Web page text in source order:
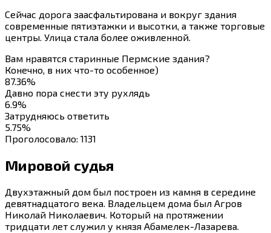
Сейчас дорога заасфальтирована и вокруг здания
современные пятиэтажки и высотки, а также торговые
центры. Улица стала более оживленной.
Вам нравятся старинные Пермские здания?
Конечно, в них что-то особенное)
87.36%
Давно пора снести эту рухлядь
6.9%
Затрудняюсь ответить
5.75%
Проголосовало: 1131
Мировой судья
Двухэтажный дом был построен из камня в середине
девятнадцатого века. Владельцем дома был Агров
Николай Николаевич. Который на протяжении
тридцати лет служил у князя Абамелек-Лазарева.